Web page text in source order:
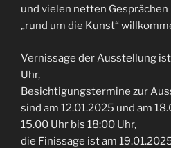
und vielen netten Gesprächen
„rund um die Kunst“
Vernissage der Ausstellung ist
Uhr,
Besichtigungstermine zur
sind am 12.01.2025 und am
15.00 Uhr bis 18:00 Uhr,
die Finissage ist am